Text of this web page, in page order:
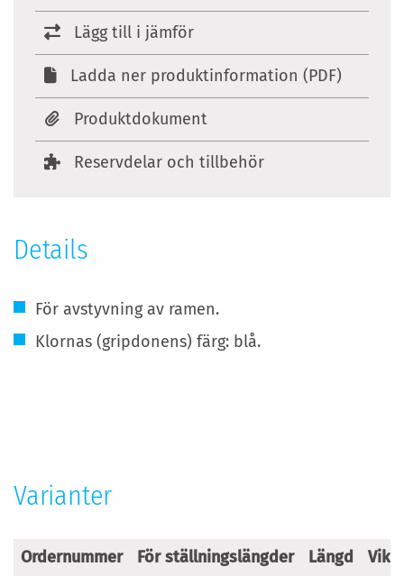
Lägg till i jämför
Ladda ner produktinformation (PDF)
Produktdokument
Reservdelar och tillbehör
Details
För avstyvning av ramen.
Klornas (gripdonens) färg: blå.
Varianter
Ordernummer För ställningslängder Längd
Vikt